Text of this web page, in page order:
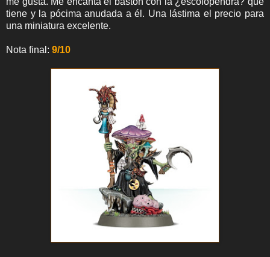
tiene y la pócima anudada a él. Una lástima el precio para
una miniatura excelente.
Nota final: 9/10